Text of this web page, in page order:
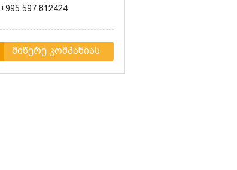
+995 597 812424
მიწერე კომპანიას